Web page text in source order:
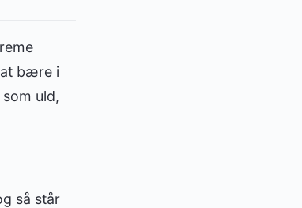
bære i
uld,
så står